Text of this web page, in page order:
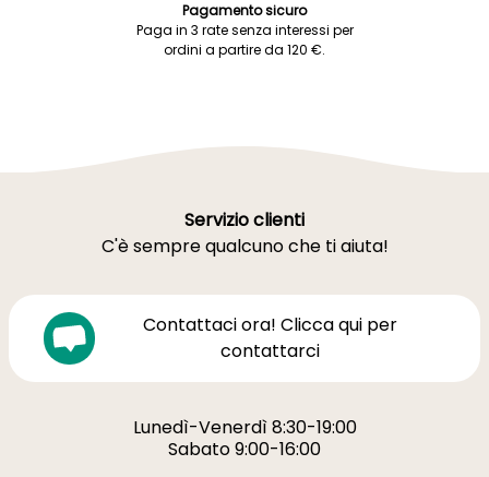
Pagamento sicuro
Paga in 3 rate senza interessi per
ordini a partire da 120 €.
Servizio clienti
C'è sempre qualcuno che ti aiuta!
Contattaci ora! Clicca qui per
contattarci
Lunedì-Venerdì 8:30-19:00
Sabato 9:00-16:00